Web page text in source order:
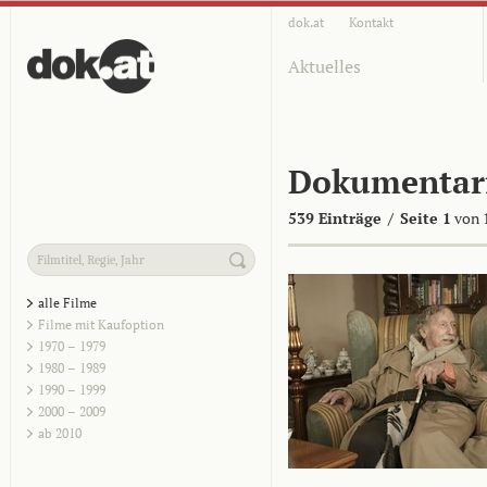
dok.at Kontakt
Aktuelles
539 Einträge / Seite 1 von
alle Filme
Filme mit Kaufoption
1970 – 1979
1980 – 1989
1990 – 1999
2000 – 2009
ab 2010